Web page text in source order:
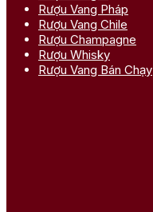
Rượu Vang Pháp
Rượu Vang Chile
Rượu Champagne
Rượu Whisky
Rượu Vang Bán Chạy